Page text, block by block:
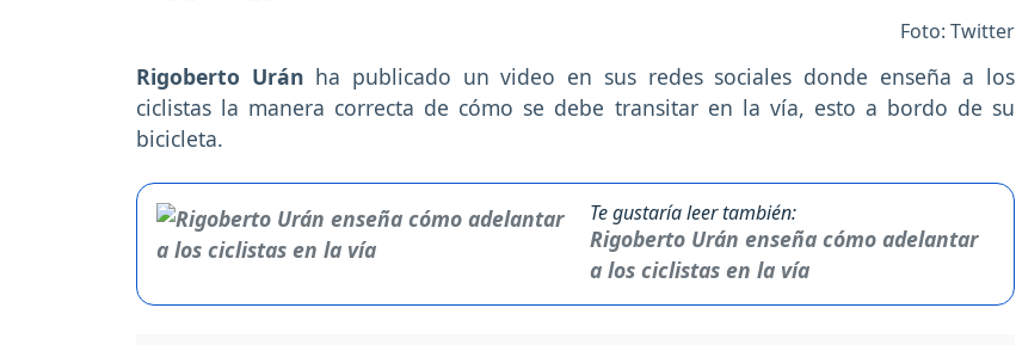
Foto: Twitter
Rigoberto Urán ha publicado un video en sus redes sociales donde enseña a los
ciclistas la manera correcta de cómo se debe transitar en la vía, esto a bordo de su
bicicleta.
Te gustaría leer también:
Rigoberto Urán enseña cómo adelantar
a los ciclistas en la vía